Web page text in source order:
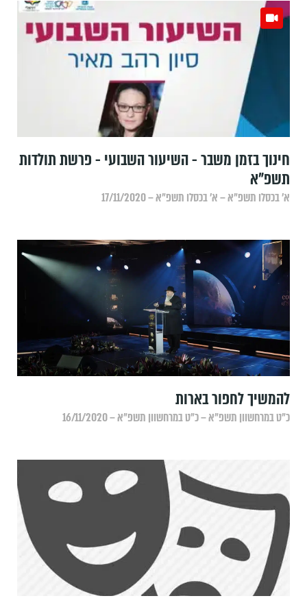
חינוך בזמן משבר - השיעור השבועי - פרשת תולדות
תשפ"א
א׳ בכסלו תשפ״א – א׳ בכסלו תשפ״א – 17/11/2020
להמשיך לחפור בארות
כ״ט במרחשוון תשפ״א – כ״ט במרחשוון תשפ״א – 16/11/2020